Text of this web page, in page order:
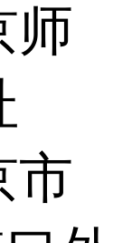
师
市